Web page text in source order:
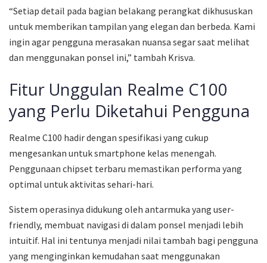
“Setiap detail pada bagian belakang perangkat dikhususkan
untuk memberikan tampilan yang elegan dan berbeda. Kami
ingin agar pengguna merasakan nuansa segar saat melihat
dan menggunakan ponsel ini,” tambah Krisva.
Fitur Unggulan Realme C100
yang Perlu Diketahui Pengguna
Realme C100 hadir dengan spesifikasi yang cukup
mengesankan untuk smartphone kelas menengah.
Penggunaan chipset terbaru memastikan performa yang
optimal untuk aktivitas sehari-hari.
Sistem operasinya didukung oleh antarmuka yang user-
friendly, membuat navigasi di dalam ponsel menjadi lebih
intuitif. Hal ini tentunya menjadi nilai tambah bagi pengguna
yang menginginkan kemudahan saat menggunakan